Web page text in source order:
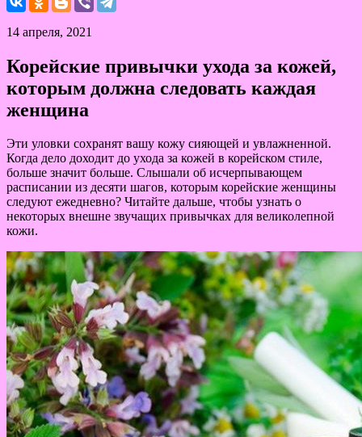
14 апреля, 2021
Корейские привычки ухода за кожей,
которым должна следовать каждая
женщина
Эти уловки сохранят вашу кожу сияющей и увлажненной.
Когда дело доходит до ухода за кожей в корейском стиле,
больше значит больше. Слышали об исчерпывающем
расписании из десяти шагов, которым корейские женщины
следуют ежедневно? Читайте дальше, чтобы узнать о
некоторых внешне звучащих привычках для великолепной
кожи.